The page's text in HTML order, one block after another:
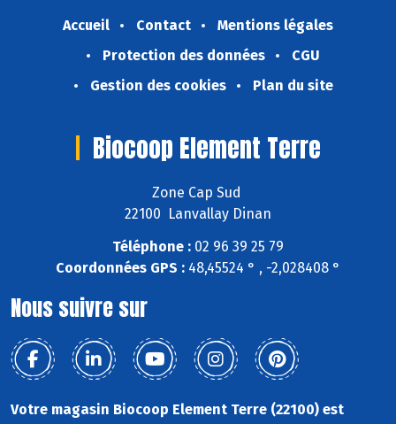
Accueil Contact
Mentions légales
Protection des données
CGU
Gestion des cookies
Plan du site
Biocoop Element Terre
Zone Cap Sud
22100 Lanvallay Dinan
Téléphone : 02 96 39 25 79
Coordonnées GPS : 48,45524 ° , -2,028408 °
Nous suivre sur
Votre magasin Biocoop Element Terre (22100) est